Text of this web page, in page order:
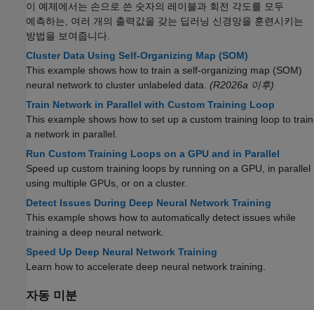
이 예제에서는 손으로 쓴 숫자의 레이블과 회전 각도를 모두
예측하는, 여러 개의 출력값을 갖는 딥러닝 신경망을 훈련시키는
방법을 보여줍니다.
Cluster Data Using Self-Organizing Map (SOM)
This example shows how to train a self-organizing map (SOM)
neural network to cluster unlabeled data. (R2026a 이후)
Train Network in Parallel with Custom Training Loop
This example shows how to set up a custom training loop to train
a network in parallel.
Run Custom Training Loops on a GPU and in Parallel
Speed up custom training loops by running on a GPU, in parallel
using multiple GPUs, or on a cluster.
Detect Issues During Deep Neural Network Training
This example shows how to automatically detect issues while
training a deep neural network.
Speed Up Deep Neural Network Training
Learn how to accelerate deep neural network training.
자동 미분